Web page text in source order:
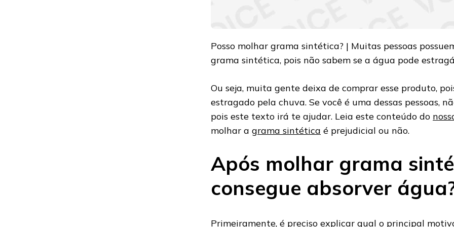
Posso molhar grama sintética? | Muitas pessoas
grama sintética, pois não sabem se a água pode
Ou seja, muita gente deixa de comprar esse produto,
estragado pela chuva. Se você é uma dessas pessoas,
pois este texto irá te ajudar. Leia este conteúdo do
molhar a grama sintética é prejudicial ou não.
Após molhar grama
consegue absorver
Primeiramente, é preciso explicar qual o principal